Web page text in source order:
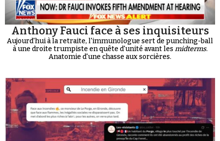
Anthony Fauci face à ses inquisiteurs
Aujourd'hui à la retraite, l'immunologue sert de punching-ball
à une droite trumpiste en quête d'unité avant les midterms.
Anatomie d'une chasse aux sorcières.